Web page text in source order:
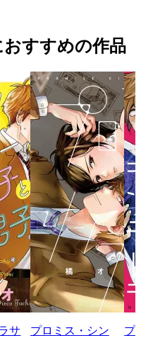
すすめの作品
サ
プロミス・シン
プ